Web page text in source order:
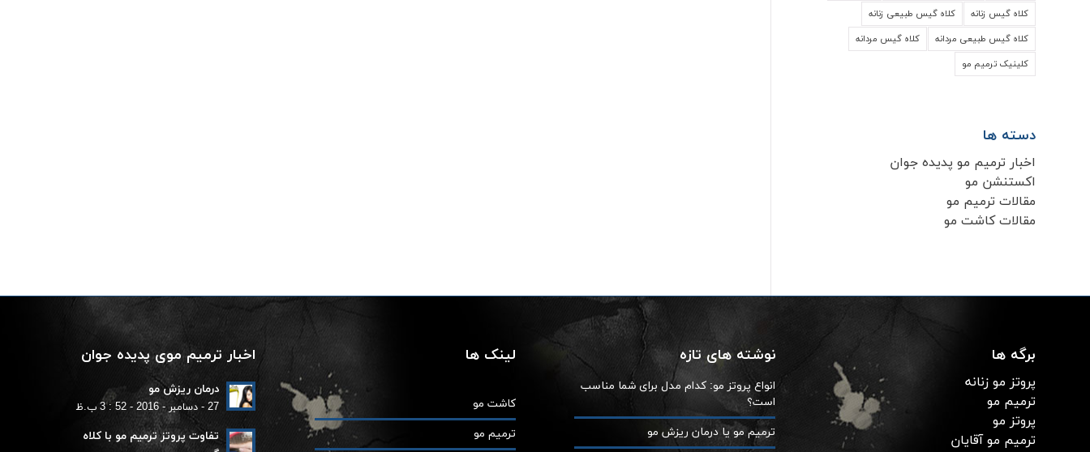
کلاه گیس زنانه
کلاه گیس طبیعی زنانه
کلاه گیس طبیعی مردانه
کلاه گیس مردانه
کلینیک ترمیم مو
دسته ها
اخبار ترمیم مو پدیده جوان
اکستنشن مو
مقالات ترمیم مو
مقالات کاشت مو
برگه ها
پروتز مو زنانه
ترمیم مو
پروتز مو
ترمیم مو آقایان
نوشته های تازه
انواع پروتز مو: کدام مدل برای شما مناسب
است؟
ترمیم مو یا درمان ریزش مو
لینک ها
کاشت مو
ترمیم مو
اخبار ترمیم موی پدیده جوان
درمان ریزش مو
27 - دسامبر - 2016 - 52 : 3 ب.ظ
تفاوت پروتز ترمیم مو با کلاه